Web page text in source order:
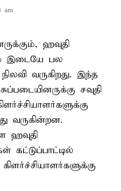
am
ஹவுதி
இடையே பல
வருகிறது. இந்த
சவுதி
வருகின்றன.
ஹவுதி
கட்டுப்பாட்டில்